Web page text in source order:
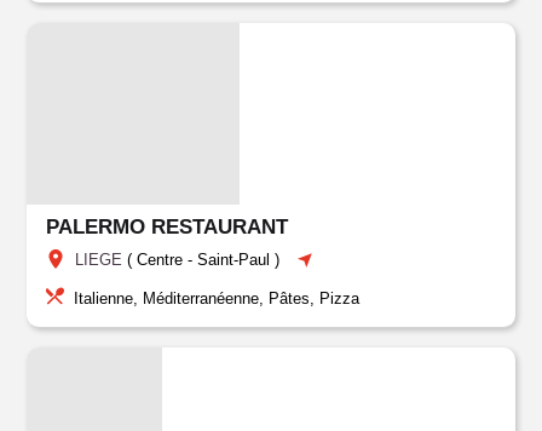
PALERMO RESTAURANT
LIEGE (Centre - Saint-Paul )
Italienne, Méditerranéenne, Pâtes, Pizza